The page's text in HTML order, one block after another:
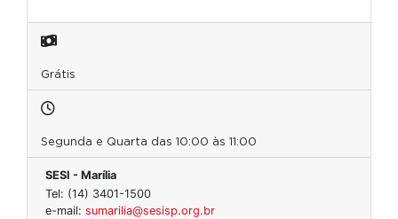
Grátis
Segunda e Quarta das 10:00 às 11:00
SESI - Marília
Tel: (14) 3401-1500
e-mail: sumarilia@sesisp.org.br